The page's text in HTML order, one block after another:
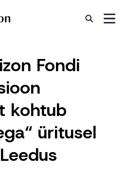
Fondi
kohtub
üritusel